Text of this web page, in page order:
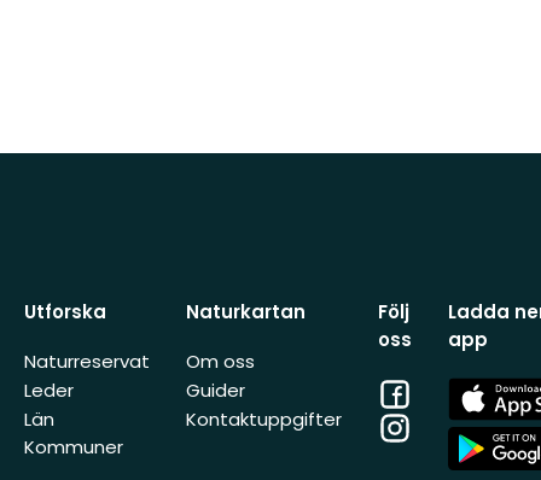
Utforska
Naturreservat
Leder
Län
Kommuner
Naturkartan
Om oss
Guider
Kontaktuppgifter
Följ
oss
Facebook
Instagram
Ladda
app
App
Store
App
Store